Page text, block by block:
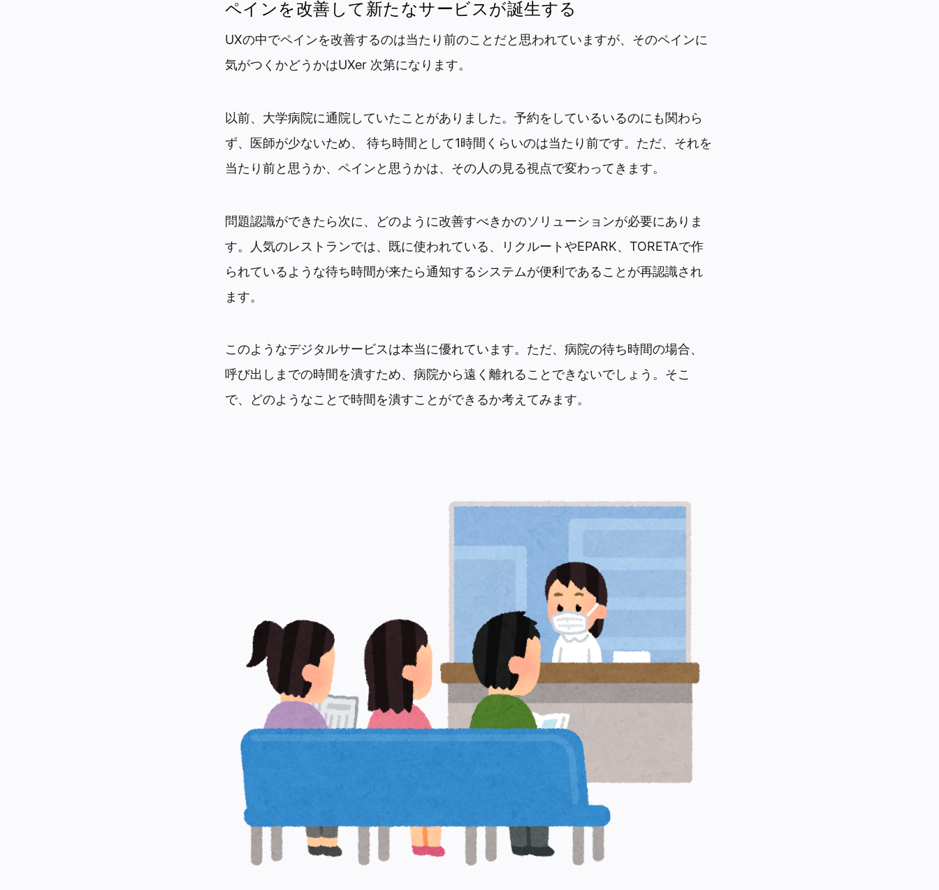
ペインを改善して新たなサービスが誕生する
UXの中でペインを改善するのは当たり前のことだと思われていますが、そのペインに
気がつくかどうかはUXer 次第になります。
以前、大学病院に通院していたことがありました。予約をしているいるのにも関わら
ず、医師が少ないため、 待ち時間として1時間くらいのは当たり前です。ただ、それを
当たり前と思うか、ペインと思うかは、その人の見る視点で変わってきます。
問題認識ができたら次に、どのように改善すべきかのソリューションが必要にありま
す。人気のレストランでは、既に使われている、リクルートやEPARK、TORETAで作
られているような待ち時間が来たら通知するシステムが便利であることが再認識され
ます。
このようなデジタルサービスは本当に優れています。ただ、病院の待ち時間の場合、
呼び出しまでの時間を潰すため、病院から遠く離れることできないでしょう。そこ
で、どのようなことで時間を潰すことができるか考えてみます。